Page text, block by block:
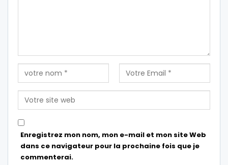
Enregistrez mon nom, mon e-mail et mon site Web
dans ce navigateur pour la prochaine fois que je
commenterai.